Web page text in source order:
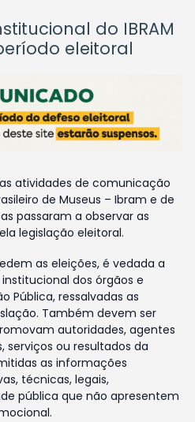
do IBRAM
eleitoral
atividades de comunicação
de Museus – Ibram e de
passaram a observar as
legislação eleitoral.
as eleições, é vedada a
dos órgãos e
Pública, ressalvadas as
Também devem ser
autoridades, agentes
serviços ou resultados da
as informações
técnicas, legais,
pública que não apresentem